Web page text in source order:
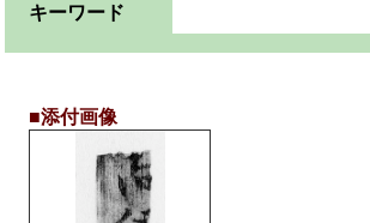
キーワード
■添付画像